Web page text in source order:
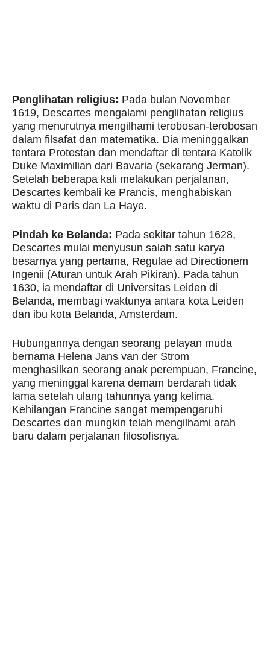
Penglihatan religius: Pada bulan November
1619, Descartes mengalami penglihatan religius
yang menurutnya mengilhami terobosan-terobosan
dalam filsafat dan matematika. Dia meninggalkan
tentara Protestan dan mendaftar di tentara Katolik
Duke Maximilian dari Bavaria (sekarang Jerman).
Setelah beberapa kali melakukan perjalanan,
Descartes kembali ke Prancis, menghabiskan
waktu di Paris dan La Haye.
Pindah ke Belanda: Pada sekitar tahun 1628,
Descartes mulai menyusun salah satu karya
besarnya yang pertama, Regulae ad Directionem
Ingenii (Aturan untuk Arah Pikiran). Pada tahun
1630, ia mendaftar di Universitas Leiden di
Belanda, membagi waktunya antara kota Leiden
dan ibu kota Belanda, Amsterdam.
Hubungannya dengan seorang pelayan muda
bernama Helena Jans van der Strom
menghasilkan seorang anak perempuan, Francine,
yang meninggal karena demam berdarah tidak
lama setelah ulang tahunnya yang kelima.
Kehilangan Francine sangat mempengaruhi
Descartes dan mungkin telah mengilhami arah
baru dalam perjalanan filosofisnya.